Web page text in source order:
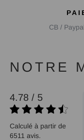
CB /
NOTRE
4.78 / 5
Calculé à partir de
6511 avis.
02/08/2026